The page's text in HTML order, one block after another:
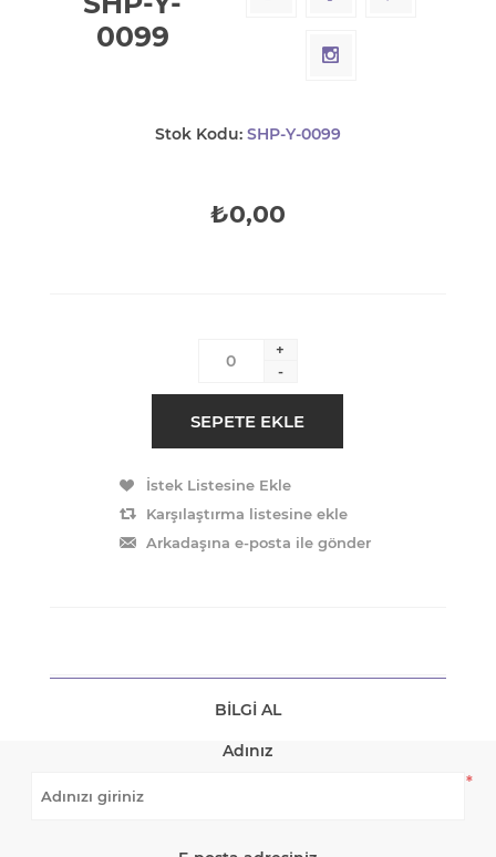
0099
Stok Kodu: SHP-Y-0099
₺0,00
+
-
BILGI AL
Adınız
*